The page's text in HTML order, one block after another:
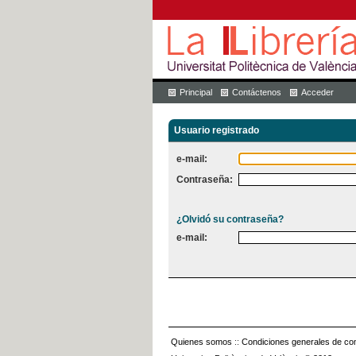
Principal Contáctenos Acceder
Usuario registrado
e-mail:
Contraseña:
¿Olvidó su contraseña?
e-mail:
Quienes somos :: Condiciones generales de